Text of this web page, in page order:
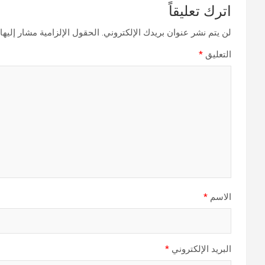
اترك تعليقاً
لن يتم نشر عنوان بريدك الإلكتروني. الحقول الإلزامية مشار
التعليق *
الاسم *
البريد الإلكتروني *